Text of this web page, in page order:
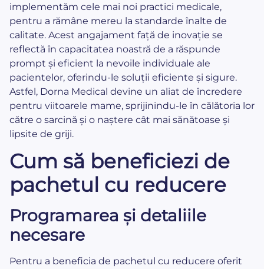
implementăm cele mai noi practici medicale,
pentru a rămâne mereu la standarde înalte de
calitate. Acest angajament față de inovație se
reflectă în capacitatea noastră de a răspunde
prompt și eficient la nevoile individuale ale
pacientelor, oferindu-le soluții eficiente și sigure.
Astfel, Dorna Medical devine un aliat de încredere
pentru viitoarele mame, sprijinindu-le în călătoria lor
către o sarcină și o naștere cât mai sănătoase și
lipsite de griji.
Cum să beneficiezi de
pachetul cu reducere
Programarea și detaliile
necesare
Pentru a beneficia de pachetul cu reducere oferit